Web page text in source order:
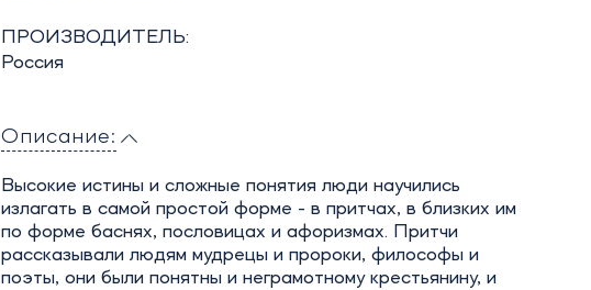
ПРОИЗВОДИТЕЛЬ:
Россия
Описание:
Высокие истины и сложные понятия люди научились
излагать в самой простой форме - в притчах, в близких им
по форме баснях, пословицах и афоризмах. Притчи
рассказывали людям мудрецы и пророки, философы и
поэты, они были понятны и неграмотному крестьянину, и